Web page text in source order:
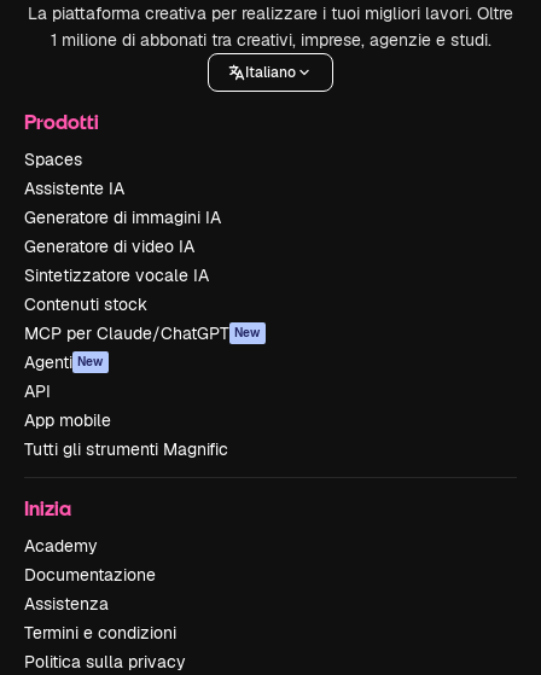
La piattaforma creativa per realizzare i tuoi migliori lavori. Oltre
1 milione di abbonati tra creativi, imprese, agenzie e studi.
Italiano
Prodotti
Spaces
Assistente IA
Generatore di immagini IA
Generatore di video IA
Sintetizzatore vocale IA
Contenuti stock
MCP per Claude/ChatGPT New
Agenti New
API
App mobile
Tutti gli strumenti Magnific
Inizia
Academy
Documentazione
Assistenza
Termini e condizioni
Politica sulla privacy